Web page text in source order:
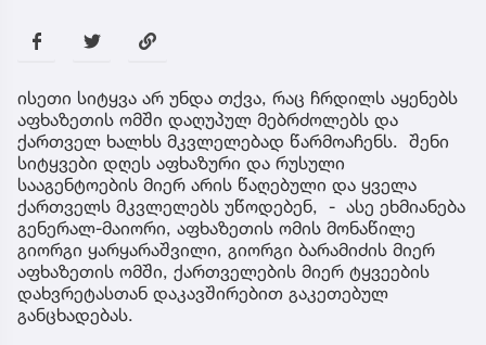
ისეთი სიტყვა არ უნდა თქვა, რაც ჩრდილს აყენებს
აფხაზეთის ომში დაღუპულ მებრძოლებს და
ქართველ ხალხს მკვლელებად წარმოაჩენს. შენი
სიტყვები დღეს აფხაზური და რუსული
სააგენტოების მიერ არის წაღებული და ყველა
ქართველს მკვლელებს უწოდებენ, - ასე ეხმიანება
გენერალ-მაიორი, აფხაზეთის ომის მონაწილე
გიორგი ყარყარაშვილი, გიორგი ბარამიძის მიერ
აფხაზეთის ომში, ქართველების მიერ ტყვეების
დახვრეტასთან დაკავშირებით გაკეთებულ
განცხადებას.